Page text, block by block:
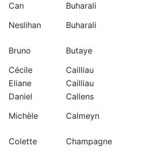
Can
Buharali
Neslihan
Buharali
Bruno
Butaye
Cécile
Cailliau
Eliane
Cailliau
Daniel
Callens
Michèle
Calmeyn
Colette
Champagne